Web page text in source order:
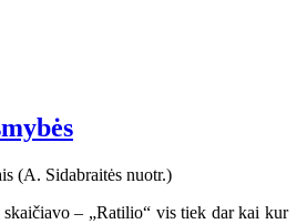
skaičiavo – „Ratilio“ vis tiek dar kai kur